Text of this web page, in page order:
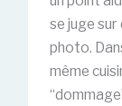
se juge
photo.
même